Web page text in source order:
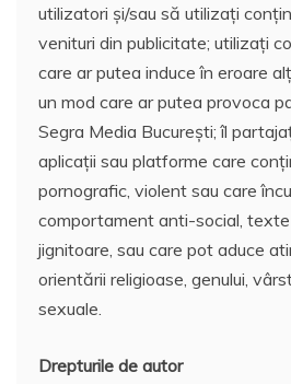
utilizatori și/sau să utilizați
venituri din publicitate; utilizați
care ar putea induce în eroare
un mod care ar putea provoca
Segra Media București; îl
aplicații sau platforme care
pornografic, violent sau care
comportament anti-social, texte
jignitoare, sau care pot aduce
orientării religioase, genului,
sexuale.
Drepturile de autor